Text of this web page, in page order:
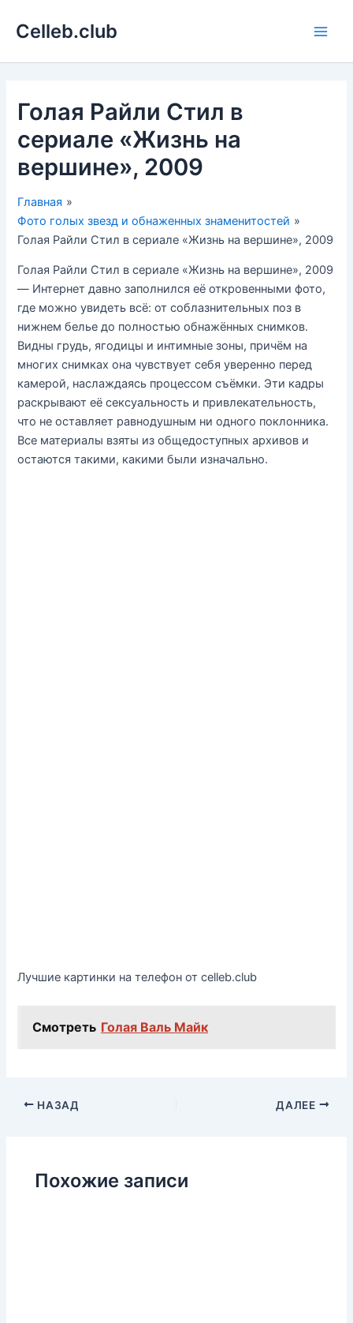
Celleb.club
Голая Райли Стил в
сериале «Жизнь на
вершине», 2009
Главная
Фото голых звезд и обнаженных знаменитостей
Голая Райли Стил в сериале «Жизнь на вершине», 2009
Голая Райли Стил в сериале «Жизнь на вершине», 2009
— Интернет давно заполнился её откровенными фото,
где можно увидеть всё: от соблазнительных поз в
нижнем белье до полностью обнажённых снимков.
Видны грудь, ягодицы и интимные зоны, причём на
многих снимках она чувствует себя уверенно перед
камерой, наслаждаясь процессом съёмки. Эти кадры
раскрывают её сексуальность и привлекательность,
что не оставляет равнодушным ни одного поклонника.
Все материалы взяты из общедоступных архивов и
остаются такими, какими были изначально.
Лучшие картинки на телефон от celleb.club
Смотреть Голая Валь Майк
НАЗАД ДАЛЕЕ
Похожие записи